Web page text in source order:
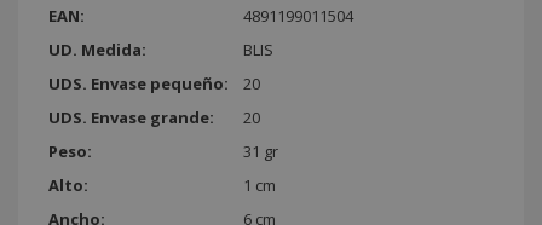
EAN:
4891199011504
UD. Medida:
BLIS
UDS. Envase pequeño:
20
UDS. Envase grande:
20
Peso:
31 gr
Alto:
1 cm
Ancho:
6 cm